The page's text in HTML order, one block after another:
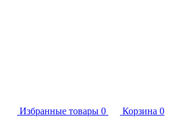
Избранные товары 0 Корзина 0